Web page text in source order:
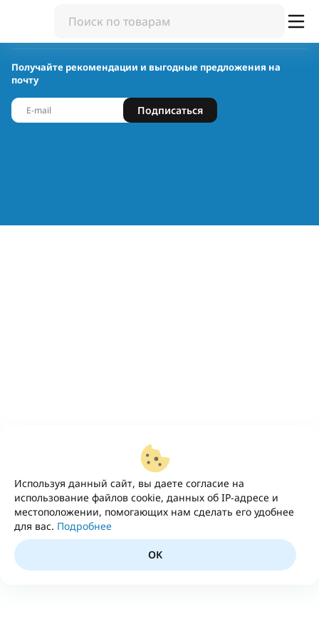
Используя данный сайт, вы даете согласие на
использование файлов cookie, данных об IP-адресе и
местоположении, помогающих нам сделать его удобнее
для вас. Подробнее
OK
Получайте рекомендации и выгодные предложения на
почту
Подписаться